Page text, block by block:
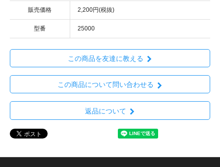
販売価格 2,200円(税抜)
型番 25000
この商品を友達に教える
この商品について問い合わせる
返品について